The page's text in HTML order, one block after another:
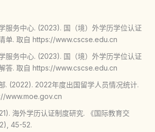
服务中心. (2023). 国（境）外学历学位认证
单. 取自 https://www.cscse.edu.cn
服务中心. (2023). 国（境）外学历学位认证
答. 取自 https://www.cscse.edu.cn
. (2022). 2022年度出国留学人员情况统计.
www.moe.gov.cn
海外学历认证制度研究. 《国际教育交
45-52.